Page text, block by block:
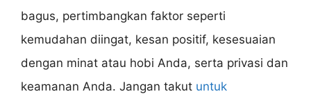
bagus, pertimbangkan faktor seperti
kemudahan diingat, kesan positif, kesesuaian
dengan minat atau hobi Anda, serta privasi dan
keamanan Anda. Jangan takut untuk